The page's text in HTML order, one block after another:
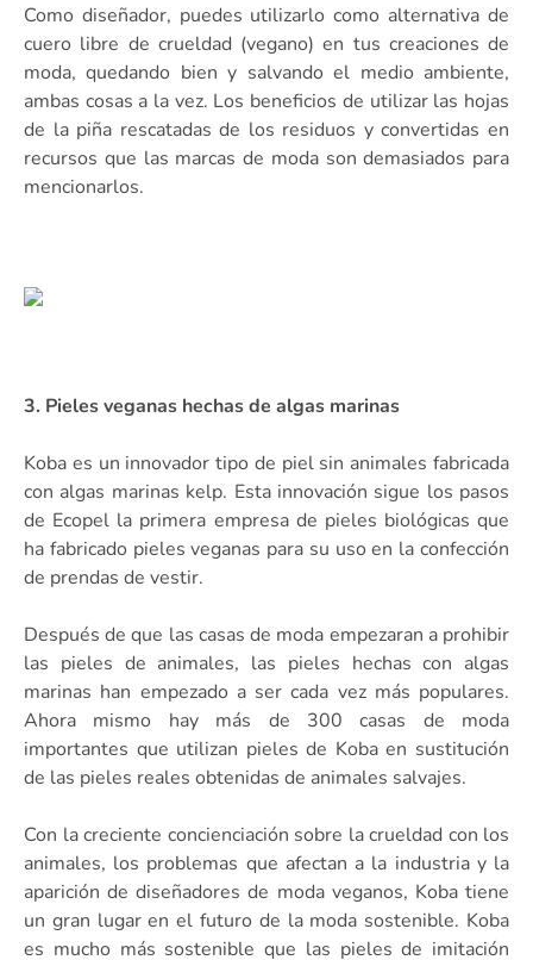
Como diseñador, puedes utilizarlo como alternativa de
cuero libre de crueldad (vegano) en tus creaciones de
moda, quedando bien y salvando el medio ambiente,
ambas cosas a la vez. Los beneficios de utilizar las hojas
de la piña rescatadas de los residuos y convertidas en
recursos que las marcas de moda son demasiados para
mencionarlos.
3. Pieles veganas hechas de algas marinas
Koba es un innovador tipo de piel sin animales fabricada
con algas marinas kelp. Esta innovación sigue los pasos
de Ecopel la primera empresa de pieles biológicas que
ha fabricado pieles veganas para su uso en la confección
de prendas de vestir.
Después de que las casas de moda empezaran a prohibir
las pieles de animales, las pieles hechas con algas
marinas han empezado a ser cada vez más populares.
Ahora mismo hay más de 300 casas de moda
importantes que utilizan pieles de Koba en sustitución
de las pieles reales obtenidas de animales salvajes.
Con la creciente concienciación sobre la crueldad con los
animales, los problemas que afectan a la industria y la
aparición de diseñadores de moda veganos, Koba tiene
un gran lugar en el futuro de la moda sostenible. Koba
es mucho más sostenible que las pieles de imitación